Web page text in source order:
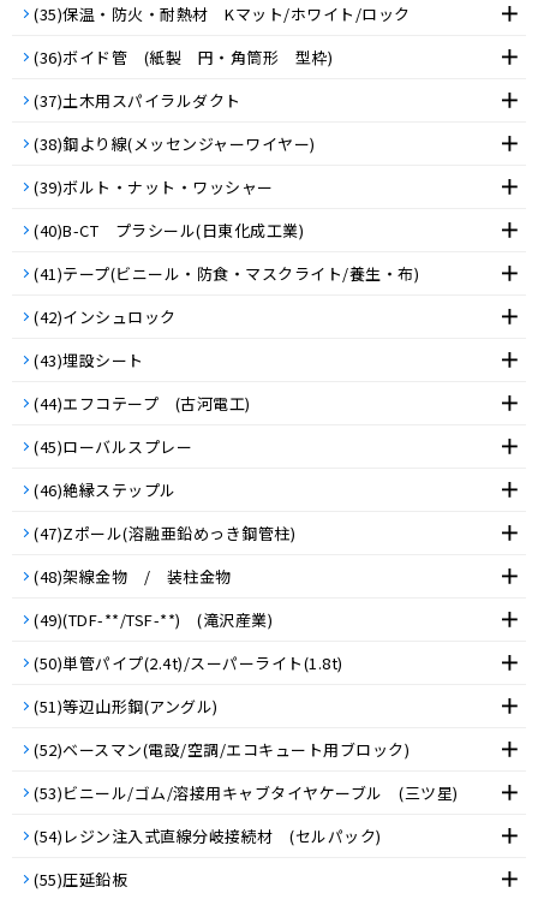
(35)保温・防火・耐熱材 Kマット/ホワイト/ロック
(36)ボイド管 (紙製 円・角筒形 型枠)
(37)土木用スパイラルダクト
(38)鋼より線(メッセンジャーワイヤー)
(39)ボルト・ナット・ワッシャー
(40)B-CT プラシール(日東化成工業)
(41)テープ(ビニール・防食・マスクライト/養生・布)
(42)インシュロック
(43)埋設シート
(44)エフコテープ (古河電工)
(45)ローバルスプレー
(46)絶縁ステップル
(47)Zポール(溶融亜鉛めっき鋼管柱)
(48)架線金物 / 装柱金物
(49)(TDF-**/TSF-**) (滝沢産業)
(50)単管パイプ(2.4t)/スーパーライト(1.8t)
(51)等辺山形鋼(アングル)
(52)ベースマン(電設/空調/エコキュート用ブロック)
(53)ビニール/ゴム/溶接用キャブタイヤケーブル (三ツ星)
(54)レジン注入式直線分岐接続材 (セルパック)
(55)圧延鉛板